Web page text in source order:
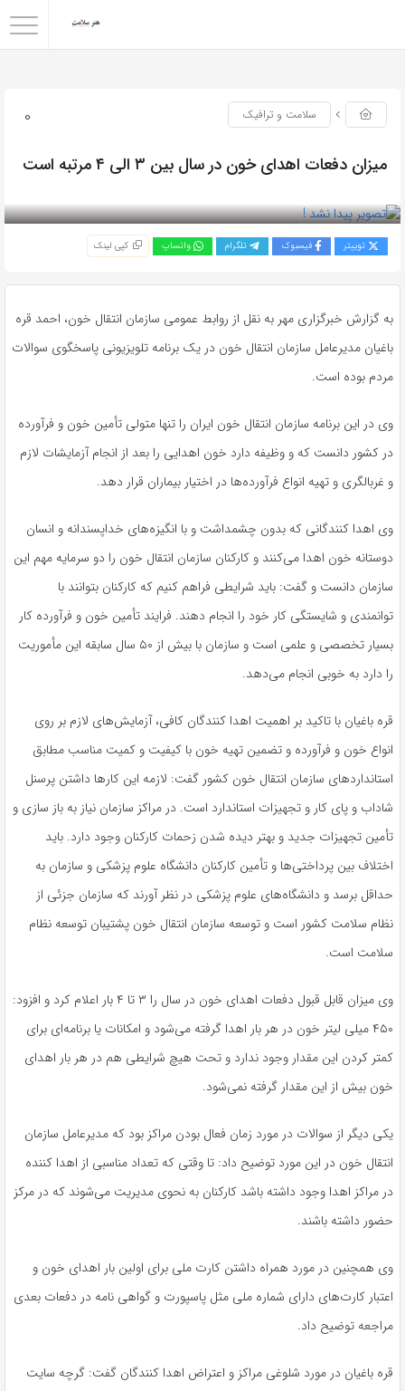
0 سلامت و ترافیک
میزان دفعات اهدای خون در سال بین ۳ الی ۴ مرتبه است
توییتر فیسبوک تلگرام واتساپ کپی لینک
به گزارش خبرگزاری مهر به نقل از روابط عمومی سازمان انتقال خون، احمد قره
باغیان مدیرعامل سازمان انتقال خون در یک برنامه تلویزیونی پاسخگوی سوالات
مردم بوده است.
وی در این برنامه سازمان انتقال خون ایران را تنها متولی تأمین خون و فرآورده
در کشور دانست که و وظیفه دارد خون اهدایی را بعد از انجام آزمایشات لازم
و غربالگری و تهیه انواع فرآورده‌ها در اختیار بیماران قرار دهد.
وی اهدا کنندگانی که بدون چشمداشت و با انگیزه‌های خداپسندانه و انسان
دوستانه خون اهدا می‌کنند و کارکنان سازمان انتقال خون را دو سرمایه مهم این
سازمان دانست و گفت: باید شرایطی فراهم کنیم که کارکنان بتوانند با
توانمندی و شایستگی کار خود را انجام دهند. فرایند تأمین خون و فرآورده کار
بسیار تخصصی و علمی است و سازمان با بیش از ۵۰ سال سابقه این مأموریت
را دارد به خوبی انجام می‌دهد.
قره باغیان با تاکید بر اهمیت اهدا کنندگان کافی، آزمایش‌های لازم بر روی
انواع خون و فرآورده و تضمین تهیه خون با کیفیت و کمیت مناسب مطابق
استانداردهای سازمان انتقال خون کشور گفت: لازمه این کارها داشتن پرسنل
شاداب و پای کار و تجهیزات استاندارد است. در مراکز سازمان نیاز به باز سازی و
تأمین تجهیزات جدید و بهتر دیده شدن زحمات کارکنان وجود دارد. باید
اختلاف بین پرداختی‌ها و تأمین کارکنان دانشگاه علوم پزشکی و سازمان به
حداقل برسد و دانشگاه‌های علوم پزشکی در نظر آورند که سازمان جزئی از
نظام سلامت کشور است و توسعه سازمان انتقال خون پشتیبان توسعه نظام
سلامت است.
وی میزان قابل قبول دفعات اهدای خون در سال را ۳ تا ۴ بار اعلام کرد و افزود:
۴۵۰ میلی لیتر خون در هر بار اهدا گرفته می‌شود و امکانات یا برنامه‌ای برای
کمتر کردن این مقدار وجود ندارد و تحت هیچ شرایطی هم در هر بار اهدای
خون بیش از این مقدار گرفته نمی‌شود.
یکی دیگر از سوالات در مورد زمان فعال بودن مراکز بود که مدیرعامل سازمان
انتقال خون در این مورد توضیح داد: تا وقتی که تعداد مناسبی از اهدا کننده
در مراکز اهدا وجود داشته باشد کارکنان به نحوی مدیریت می‌شوند که در مرکز
حضور داشته باشند.
وی همچنین در مورد همراه داشتن کارت ملی برای اولین بار اهدای خون و
اعتبار کارت‌های دارای شماره ملی مثل پاسپورت و گواهی نامه در دفعات بعدی
مراجعه توضیح داد.
قره باغیان در مورد شلوغی مراکز و اعتراض اهدا کنندگان گفت: گرچه سایت